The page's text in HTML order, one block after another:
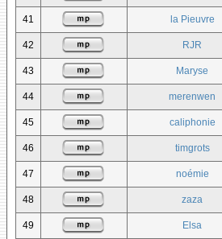
41 la Pieuvre
42 RJR
43 Maryse
44 merenwen
45 caliphonie
46 timgrots
47 noémie
48 zaza
49 Elsa